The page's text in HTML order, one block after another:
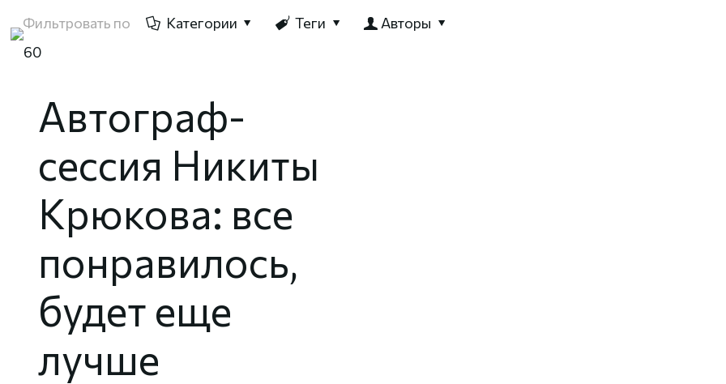
Фильтровать по Категории Теги Авторы
Автограф-
сессия Никиты
Крюкова: все
понравилось,
будет еще
лучше